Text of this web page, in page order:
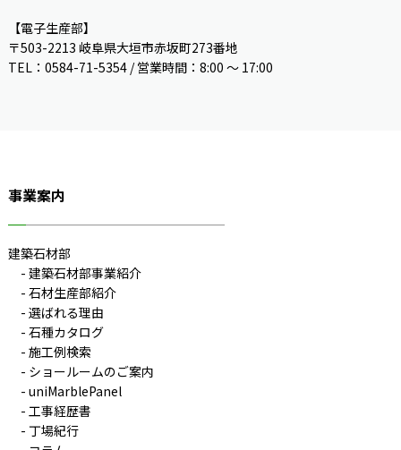
【電子生産部】
〒503-2213 岐阜県大垣市赤坂町273番地
TEL：0584-71-5354 / 営業時間：8:00 〜 17:00
事業案内
建築石材部
建築石材部事業紹介
石材生産部紹介
選ばれる理由
石種カタログ
施工例検索
ショールームのご案内
uniMarblePanel
工事経歴書
丁場紀行